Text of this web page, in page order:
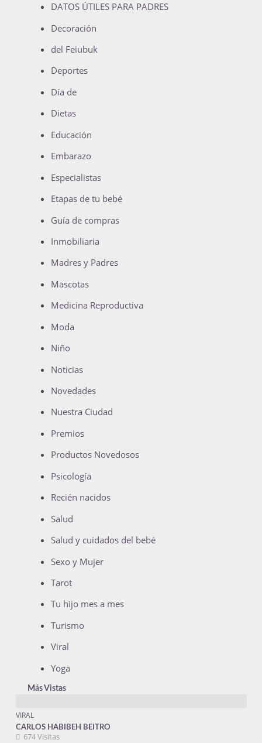
DATOS ÚTILES PARA PADRES
Decoración
del Feiubuk
Deportes
Día de
Dietas
Educación
Embarazo
Especialistas
Etapas de tu bebé
Guía de compras
Inmobiliaria
Madres y Padres
Mascotas
Medicina Reproductiva
Moda
Niño
Noticias
Novedades
Nuestra Ciudad
Premios
Productos Novedosos
Psicología
Recién nacidos
Salud
Salud y cuidados del bebé
Sexo y Mujer
Tarot
Tu hijo mes a mes
Turismo
Viral
Yoga
Más Vistas
VIRAL
CARLOS HABIBEH BEITRO
674 Visitas